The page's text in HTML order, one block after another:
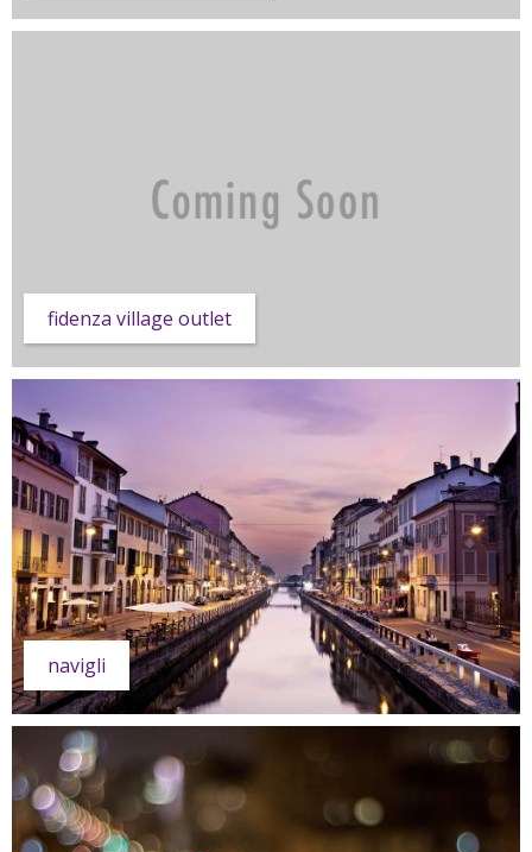
fidenza village outlet
navigli